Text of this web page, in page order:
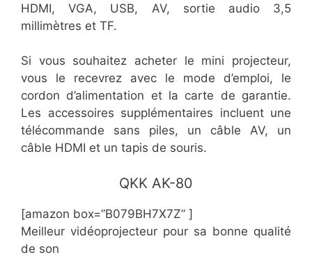
HDMI, VGA, USB, AV, sortie audio 3,5
millimètres et TF.
Si vous souhaitez acheter le mini projecteur,
vous le recevrez avec le mode d’emploi, le
cordon d’alimentation et la carte de garantie.
Les accessoires supplémentaires incluent une
télécommande sans piles, un câble AV, un
câble HDMI et un tapis de souris.
​QKK AK-80
[amazon box=”B079BH7X7Z” ]
Meilleur vidéoprojecteur pour sa bonne qualité
de son